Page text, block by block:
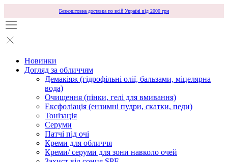
Безкоштовна доставка по всій Україні від 2000 грн
Новинки
Догляд за обличчям
Демакіяж (гідрофільні олії, бальзами, міцелярна
вода)
Очищення (пінки, гелі для вмивання)
Ексфоліація (ензимні пудри, скатки, педи)
Тонізація
Серуми
Патчі під очі
Креми для обличчя
Креми/ серуми для зони навколо очей